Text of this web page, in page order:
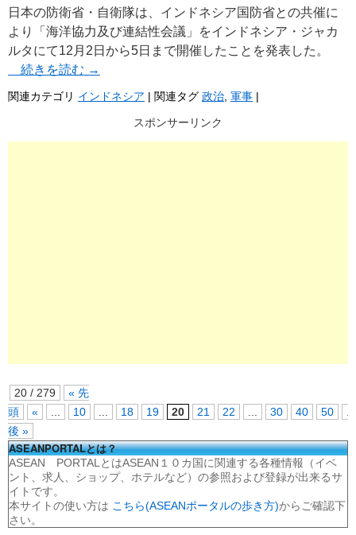
日本の防衛省・自衛隊は、インドネシア国防省との共催に
より「海洋協力及び連結性会議」をインドネシア・ジャカ
ルタにて12月2日から5日まで開催したことを発表した。
続きを読む →
関連カテゴリ インドネシア | 関連タグ 政治 軍事 |
スポンサーリンク
20 / 279
« 先
頭
« 10 18 19 20 21 22 30 40 50
後 »
ASEANPORTALとは？
ASEAN PORTALとはASEAN１０カ国に関連する各種情報（イベ
ント、求人、ショップ、ホテルなど）の参照および登録が出来るサ
イトです。
本サイトの使い方は こちら(ASEANポータルの歩き方)からご確認下
さい。